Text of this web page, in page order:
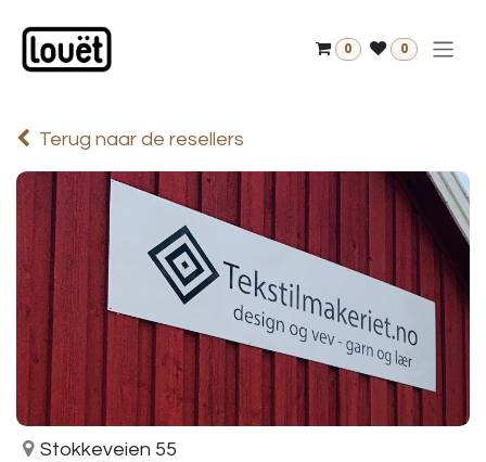
0 0
Terug naar de resellers
Stokkeveien 55